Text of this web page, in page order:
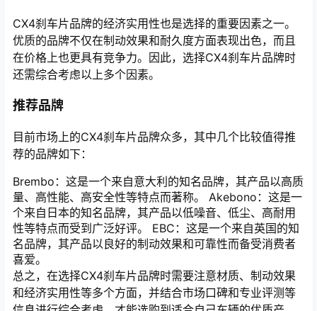
CX4刹车片品牌的经济实用性也是选择的重要因素之一。
优质的品牌不仅在制动效果和耐久度方面表现出色，而且
在价格上也更具有竞争力。因此，选择CX4刹车片品牌时
还需综合考虑以上多个因素。
推荐品牌
目前市场上的CX4刹车片品牌众多，其中几个比较值得推
荐的品牌如下：
Brembo：这是一个来自意大利的知名品牌，其产品以高质
量、高性能、高安全性等特点而著称。 Akebono：这是一
个来自日本的知名品牌，其产品以低噪音、低尘、高耐用
性等特点而受到广泛好评。 EBC：这是一个来自英国的知
名品牌，其产品以良好的制动效果和可靠性而备受消费者
喜爱。
总之，在选择CX4刹车片品牌时需要注意材质、制动效果
和经济实用性等多个方面，并结合市场口碑和专业评测等